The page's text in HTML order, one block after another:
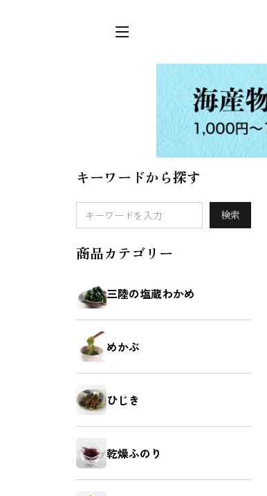
三陸の塩蔵わか
さば
キーワードから探す
検索
商品カテゴリー
三陸の塩蔵わかめ
めかぶ
ひじき
乾燥ふのり